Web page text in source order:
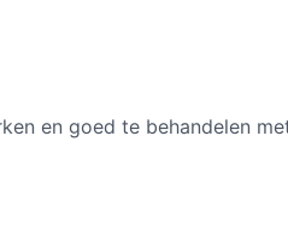
en goed te behandelen